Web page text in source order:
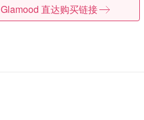
Glamood 直达购买链接